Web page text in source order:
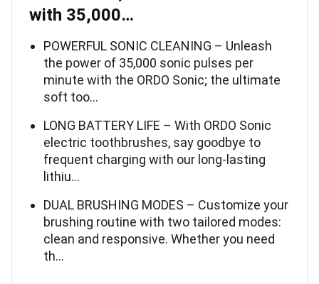
with 35,000…
POWERFUL SONIC CLEANING – Unleash
the power of 35,000 sonic pulses per
minute with the ORDO Sonic; the ultimate
soft too…
LONG BATTERY LIFE – With ORDO Sonic
electric toothbrushes, say goodbye to
frequent charging with our long-lasting
lithiu…
DUAL BRUSHING MODES – Customize your
brushing routine with two tailored modes:
clean and responsive. Whether you need
th…